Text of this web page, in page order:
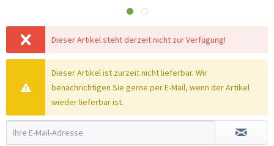
Dieser Artikel steht derzeit nicht zur Verfügung!
Dieser Artikel ist zurzeit nicht lieferbar. Wir
benachrichtigen Sie gerne per E-Mail, wenn der Artikel
wieder lieferbar ist.